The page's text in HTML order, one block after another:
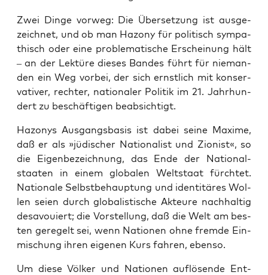
Zwei Din­ge vor­weg: Die Über­set­zung ist aus­ge­
zeich­net, und ob man Hazo­ny für poli­tisch sym­pa­
thisch oder eine pro­ble­ma­ti­sche Erschei­nung hält
– an der Lek­tü­re die­ses Ban­des führt für nie­man­
den ein Weg vor­bei, der sich ernst­lich mit kon­ser­
va­ti­ver, rech­ter, natio­na­ler Poli­tik im 21. Jahr­hun­
dert zu beschäf­ti­gen beabsichtigt.
Hazo­nys Aus­gangs­ba­sis ist dabei sei­ne Maxi­me,
daß er als »jüdi­scher Natio­na­list und Zio­nist«, so
die Eigen­be­zeich­nung, das Ende der Natio­nal­
staa­ten in einem glo­ba­len Welt­staat fürch­tet.
Natio­na­le Selbst­be­haup­tung und iden­ti­tä­res Wol­
len sei­en durch glo­ba­lis­ti­sche Akteu­re nach­hal­tig
des­avou­iert; die Vor­stel­lung, daß die Welt am bes­
ten gere­gelt sei, wenn Natio­nen ohne frem­de Ein­
mi­schung ihren eige­nen Kurs fah­ren, ebenso.
Um die­se Völ­ker und Natio­nen auf­lö­sen­de Ent­